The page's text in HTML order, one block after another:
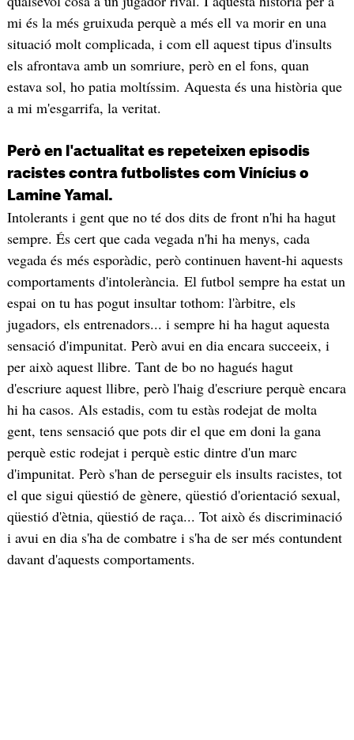
mi és la més gruixuda perquè a més ell va morir en una
situació molt complicada, i com ell aquest tipus d'insults
els afrontava amb un somriure, però en el fons, quan
estava sol, ho patia moltíssim. Aquesta és una història que
a mi m'esgarrifa, la veritat.
Però en l'actualitat es repeteixen episodis
racistes contra futbolistes com Vinícius o
Lamine Yamal.
Intolerants i gent que no té dos dits de front n'hi ha hagut
sempre. És cert que cada vegada n'hi ha menys, cada
vegada és més esporàdic, però continuen havent-hi aquests
comportaments d'intolerància. El futbol sempre ha estat un
espai on tu has pogut insultar tothom: l'àrbitre, els
jugadors, els entrenadors... i sempre hi ha hagut aquesta
sensació d'impunitat. Però avui en dia encara succeeix, i
per això aquest llibre. Tant de bo no hagués hagut
d'escriure aquest llibre, però l'haig d'escriure perquè encara
hi ha casos. Als estadis, com tu estàs rodejat de molta
gent, tens sensació que pots dir el que em doni la gana
perquè estic rodejat i perquè estic dintre d'un marc
d'impunitat. Però s'han de perseguir els insults racistes, tot
el que sigui qüestió de gènere, qüestió d'orientació sexual,
qüestió d'ètnia, qüestió de raça... Tot això és discriminació
i avui en dia s'ha de combatre i s'ha de ser més contundent
davant d'aquests comportaments.